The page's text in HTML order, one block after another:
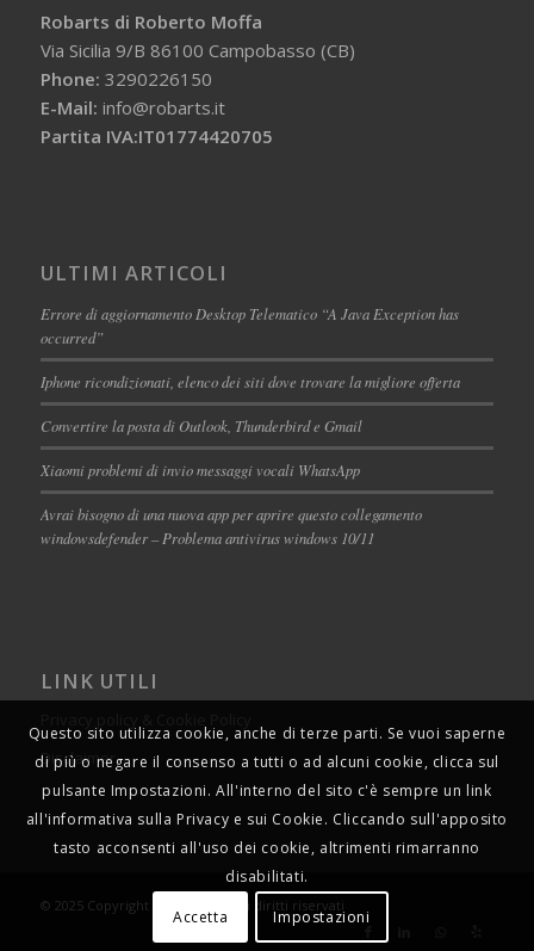
Robarts di Roberto Moffa
Via Sicilia 9/B 86100 Campobasso (CB)
Phone: 3290226150
E-Mail: info@robarts.it
Partita IVA:IT01774420705
ULTIMI ARTICOLI
Errore di aggiornamento Desktop Telematico “A Java Exception has
occurred”
Iphone ricondizionati, elenco dei siti dove trovare la migliore offerta
Convertire la posta di Outlook, Thunderbird e Gmail
Xiaomi problemi di invio messaggi vocali WhatsApp
Avrai bisogno di una nuova app per aprire questo collegamento
windowsdefender – Problema antivirus windows 10/11
LINK UTILI
Disclaimer
© 2025 Copyright - Robarts Tutti i diritti riservati
Questo sito utilizza cookie, anche di terze parti. Se vuoi saperne
di più o negare il consenso a tutti o ad alcuni cookie, clicca sul
pulsante Impostazioni. All'interno del sito c'è sempre un link
all'informativa sulla Privacy e sui Cookie. Cliccando sull'apposito
tasto acconsenti all'uso dei cookie, altrimenti rimarranno
disabilitati.
Accetta
Impostazioni